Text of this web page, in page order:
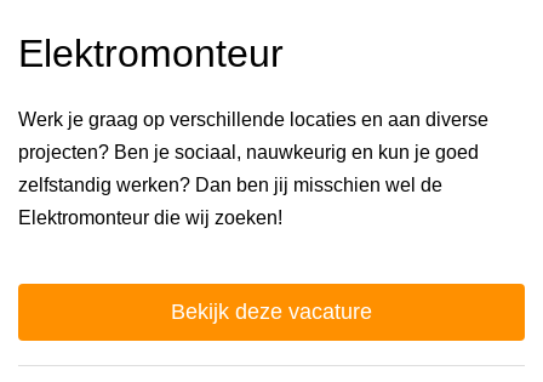
Elektromonteur
Werk je graag op verschillende locaties en aan diverse
projecten? Ben je sociaal, nauwkeurig en kun je goed
zelfstandig werken? Dan ben jij misschien wel de
Elektromonteur die wij zoeken!
Bekijk deze vacature